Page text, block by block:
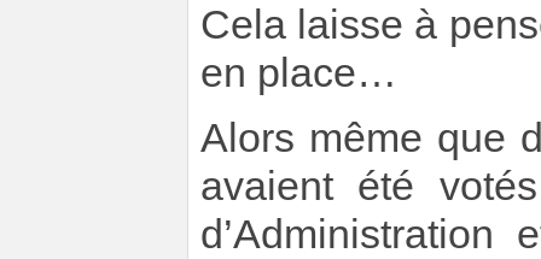
Cela laisse à
en place…
Alors même que
avaient été